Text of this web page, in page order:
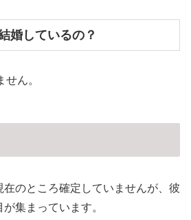
婚しているの？
ん。
のところ確定していませんが、彼
集まっています。